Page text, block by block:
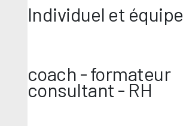
Individuel et équipe
coach - formateur
consultant - RH